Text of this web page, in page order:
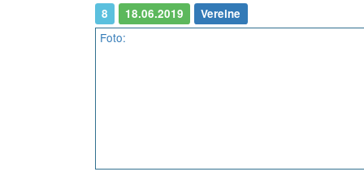
8 18.06.2019 Vereine
Foto: